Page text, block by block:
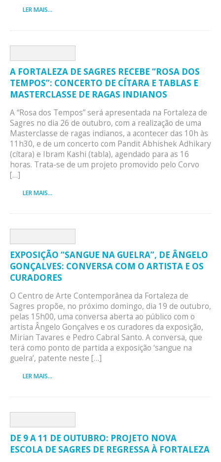
LER MAIS...
A FORTALEZA DE SAGRES RECEBE “ROSA DOS
TEMPOS”: CONCERTO DE CÍTARA E TABLAS E
MASTERCLASSE DE RAGAS INDIANOS
A “Rosa dos Tempos” será apresentada na Fortaleza de
Sagres no dia 26 de outubro, com a realização de uma
Masterclasse de ragas indianos, a acontecer das 10h às
11h30, e de um concerto com Pandit Abhishek Adhikary
(cítara) e Ibram Kashi (tabla), agendado para as 16
horas. Trata-se de um projeto promovido pelo Corvo
[…]
LER MAIS...
EXPOSIÇÃO “SANGUE NA GUELRA”, DE ÂNGELO
GONÇALVES: CONVERSA COM O ARTISTA E OS
CURADORES
O Centro de Arte Contemporânea da Fortaleza de
Sagres propõe, no próximo domingo, dia 19 de outubro,
pelas 15h00, uma conversa aberta ao público com o
artista Ângelo Gonçalves e os curadores da exposição,
Mirian Tavares e Pedro Cabral Santo. A conversa, que
terá como ponto de partida a exposição ‘sangue na
guelra’, patente neste […]
LER MAIS...
DE 9 A 11 DE OUTUBRO: PROJETO NOVA
ESCOLA DE SAGRES DE REGRESSA À FORTALEZA